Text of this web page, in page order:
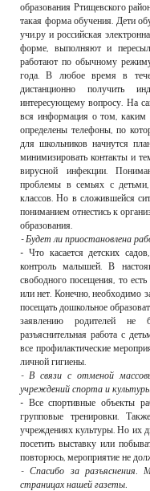
образования Ртищевского
такая форма обучения. Дети
учи.ру и российская
форме, выполняют и
работают по обычному
года. В любое время в
дистанционно получить
интересующему вопросу. На
вся информация о том, каким
определены телефоны, по
для школьников начнутся
минимизировать контакты и
вирусной инфекции.
проблемы в семьях с
классов. Но в сложившейся
пониманием отнестись к
образования.
- Будет ли приостановлена
- Что касается детских
контроль малышей. В
свободного посещения, то
или нет. Конечно, необходимо
посещать дошкольное
заявлению родителей не
разъяснительная работа с
все профилактические
личной гигиены.
- В связи с отменой
учреждений спорта и
- Все спортивные объекты
групповые тренировки.
учреждениях культуры. Но их
посетить выставку или
повторюсь, мероприятие не
- Спасибо за
страницах нашей газеты.